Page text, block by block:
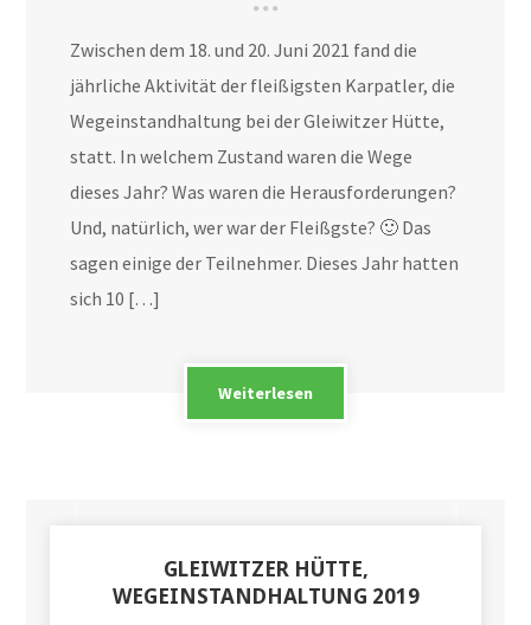
Zwischen dem 18. und 20. Juni 2021 fand die
jährliche Aktivität der fleißigsten Karpatler, die
Wegeinstandhaltung bei der Gleiwitzer Hütte,
statt. In welchem Zustand waren die Wege
dieses Jahr? Was waren die Herausforderungen?
Und, natürlich, wer war der Fleißgste? 🙂 Das
sagen einige der Teilnehmer. Dieses Jahr hatten
sich 10 […]
Weiterlesen
GLEIWITZER HÜTTE,
WEGEINSTANDHALTUNG 2019